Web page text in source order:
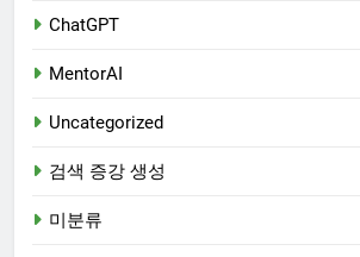
ChatGPT
MentorAI
Uncategorized
검색 증강 생성
미분류